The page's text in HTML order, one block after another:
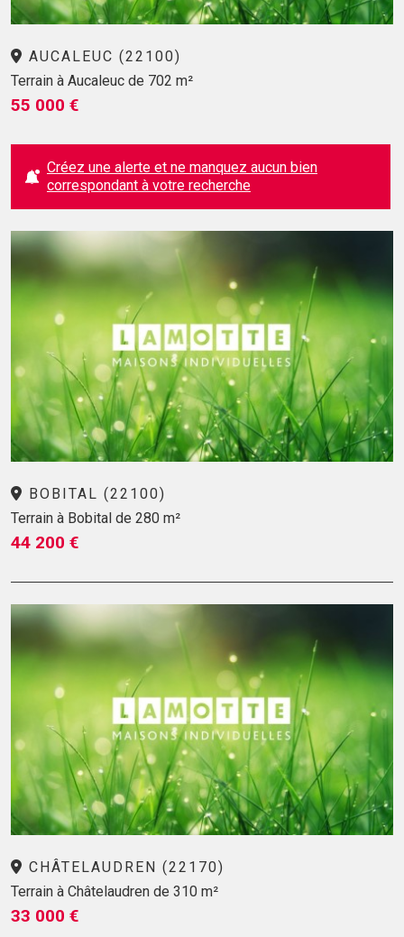
AUCALEUC (22100)
Terrain à Aucaleuc de 702 m²
55 000 €
Créez une alerte et ne manquez aucun bien
correspondant à votre recherche
BOBITAL (22100)
Terrain à Bobital de 280 m²
44 200 €
CHÂTELAUDREN (22170)
Terrain à Châtelaudren de 310 m²
33 000 €